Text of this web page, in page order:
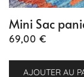
Mini Sac
69,00 €
AJOUTER AU